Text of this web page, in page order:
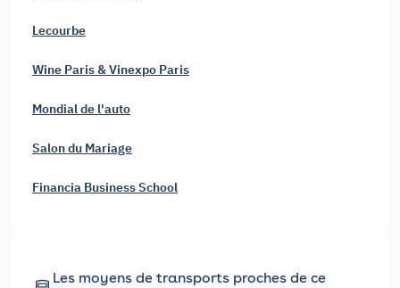
Lecourbe
Wine Paris & Vinexpo Paris
Mondial de l'auto
Salon du Mariage
Financia Business School
Les moyens de transports proches de ce